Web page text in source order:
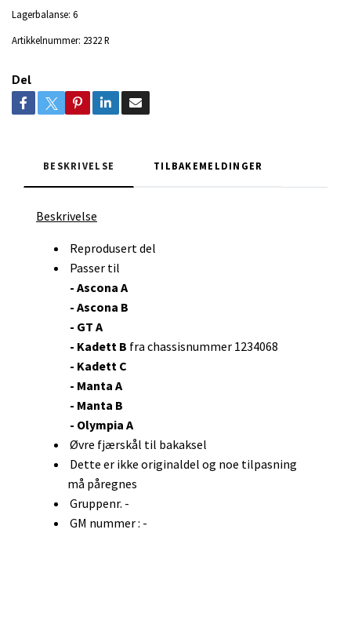
Lagerbalanse: 6
Artikkelnummer: 2322 R
Del
BESKRIVELSE TILBAKEMELDINGER
Beskrivelse
Reprodusert del
Passer til
- Ascona A
- Ascona B
- GT A
- Kadett B fra chassisnummer 1234068
- Kadett C
- Manta A
- Manta B
- Olympia A
Øvre fjærskål til bakaksel
Dette er ikke originaldel og noe tilpasning
må påregnes
Gruppenr. -
GM nummer : -